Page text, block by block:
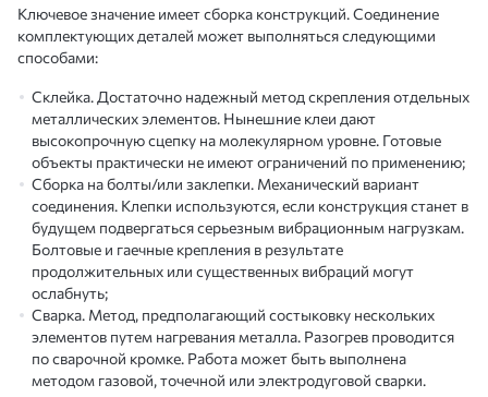
Ключевое значение имеет сборка конструкций. Соединение
комплектующих деталей может выполняться следующими
способами:
Склейка. Достаточно надежный метод скрепления отдельных
металлических элементов. Нынешние клеи дают
высокопрочную сцепку на молекулярном уровне. Готовые
объекты практически не имеют ограничений по применению;
Сборка на болты/или заклепки. Механический вариант
соединения. Клепки используются, если конструкция станет в
будущем подвергаться серьезным вибрационным нагрузкам.
Болтовые и гаечные крепления в результате
продолжительных или существенных вибраций могут
ослабнуть;
Сварка. Метод, предполагающий состыковку нескольких
элементов путем нагревания металла. Разогрев проводится
по сварочной кромке. Работа может быть выполнена
методом газовой, точечной или электродуговой сварки.